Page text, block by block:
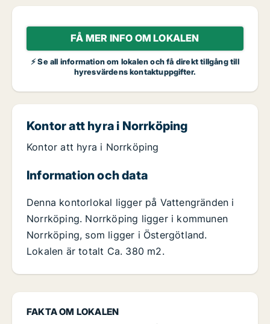
FÅ MER INFO OM LOKALEN
⚡ Se all information om lokalen och få direkt tillgång till
hyresvärdens kontaktuppgifter.
FAKTA OM LOKALEN
Kontor att hyra i Norrköping
Kontor att hyra i Norrköping
Information och data
Denna kontorlokal ligger på Vattengränden i
Norrköping. Norrköping ligger i kommunen
Norrköping, som ligger i Östergötland.
Lokalen är totalt Ca. 380 m2.